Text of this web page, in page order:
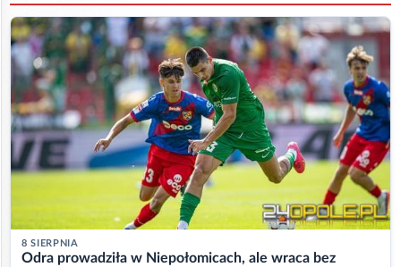
8 SIERPNIA
Odra prowadziła w Niepołomicach, ale wraca bez